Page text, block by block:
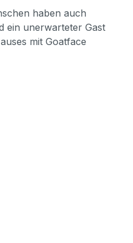
haben auch
ein unerwarteter Gast
mit Goatface